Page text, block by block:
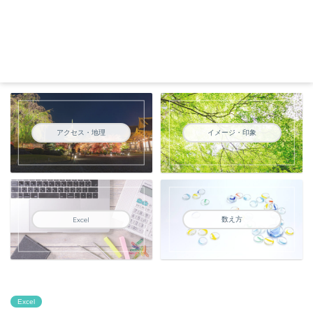
アクセス・地理 イメージ・印象
Excel 数え方
Excel